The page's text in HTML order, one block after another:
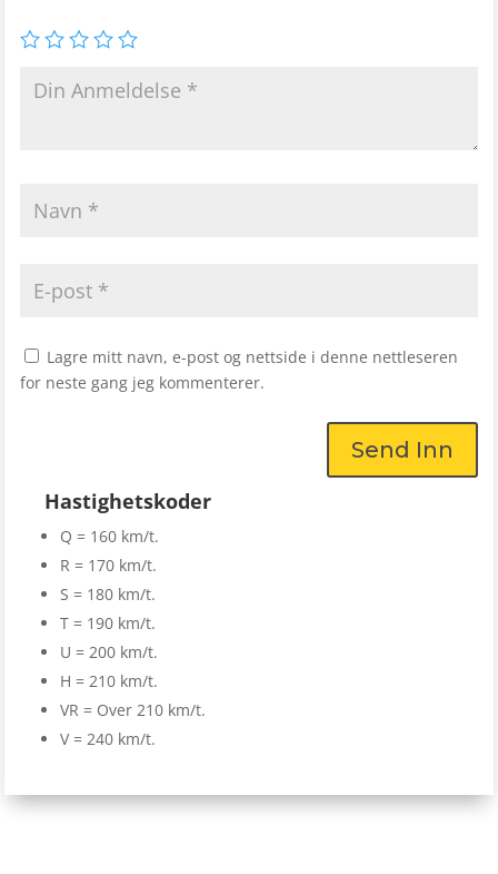
Lagre mitt navn, e-post og nettside i denne nettleseren
for neste gang jeg kommenterer.
Send Inn
Hastighetskoder
Q = 160 km/t.
R = 170 km/t.
S = 180 km/t.
T = 190 km/t.
U = 200 km/t.
H = 210 km/t.
VR = Over 210 km/t.
V = 240 km/t.